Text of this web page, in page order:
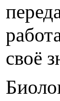
своё